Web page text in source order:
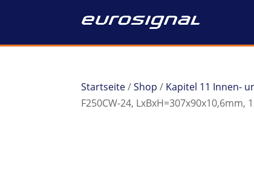
Startseite/Shop / Kapitel 11 Innen-
F250CW-24, LxBxH=307x90x10,6mm,